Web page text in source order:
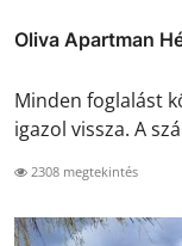
Oliva Apartman
Minden foglalást
igazol vissza. A
2308 megtekintés